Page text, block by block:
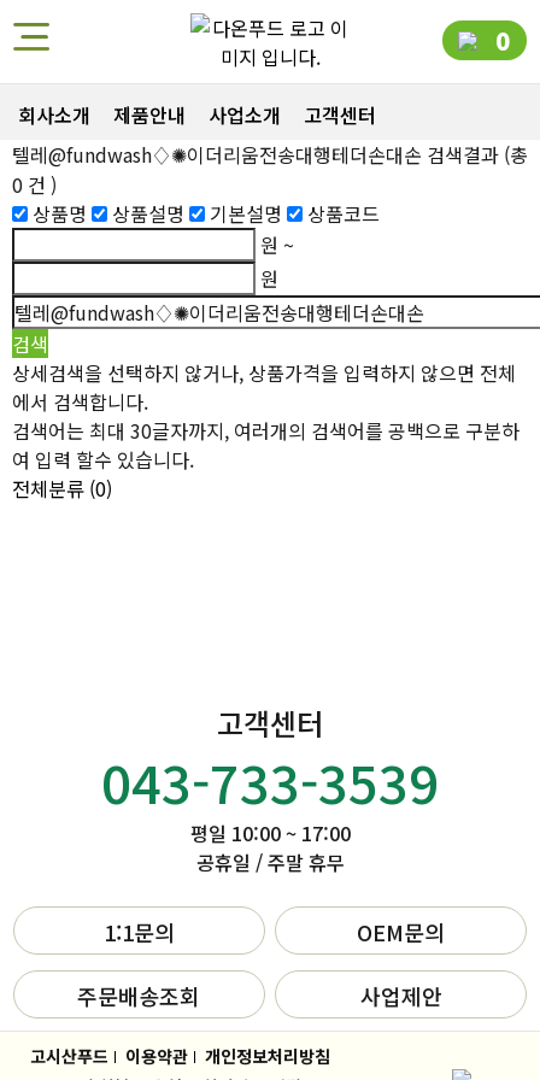
0
회사소개 제품안내 사업소개
고객센터
텔레@fundwash♢✺이더리움전송대행테더손대손 검색결과 (총
0 건 )
상품명
상품설명 기본설명
상품코드
원 ~
원
상세검색을 선택하지 않거나, 상품가격을 입력하지 않으면 전체
에서 검색합니다.
검색어는 최대 30글자까지, 여러개의 검색어를 공백으로 구분하
여 입력 할수 있습니다.
전체분류 (0)
고객센터
043-733-3539
평일 10:00 ~ 17:00
공휴일 / 주말 휴무
1:1문의 OEM문의
주문배송조회 사업제안
고시산푸드 이용약관
개인정보처리방침